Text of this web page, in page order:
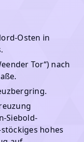
Osten in
Tor“) nach
Siebold-
hohes